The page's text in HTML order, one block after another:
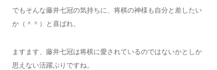
でもそんな藤井七冠の気持ちに、将棋の神様も自分と差したい
か（＾＾）と喜ばれ、
ますます、藤井七冠は将棋に愛されているのではないかとしか
思えない活躍ぶりですね。